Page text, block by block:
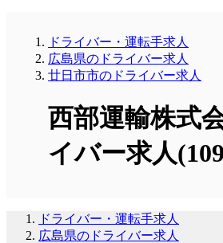
ドライバー・運転手求人
広島県のドライバー求人
廿日市市のドライバー求人
西部運輸株式
イバー求人
ドライバー・運転手求人
広島県のドライバー求人